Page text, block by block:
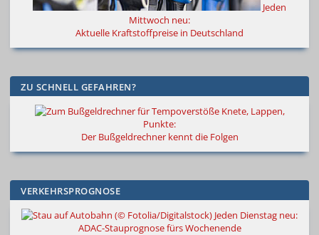
Jeden
Mittwoch neu:
Aktuelle Kraftstoffpreise in Deutschland
ZU SCHNELL GEFAHREN?
Knete, Lappen,
Punkte:
Der Bußgeldrechner kennt die Folgen
VERKEHRSPROGNOSE
Jeden Dienstag neu:
ADAC-Stauprognose fürs Wochenende